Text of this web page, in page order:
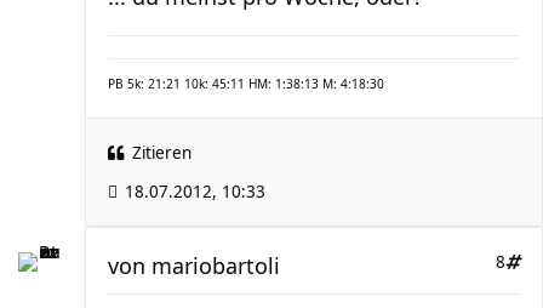
PB 5k: 21:21 10k: 45:11 HM: 1:38:13 M: 4:18:30
Zitieren
18.07.2012, 10:33
8
von mariobartoli